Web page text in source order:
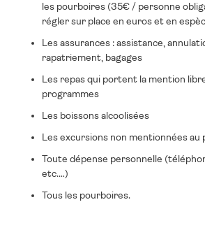
les pourboires (35€ / personne
régler sur place en euros et en
Les assurances : assistance,
rapatriement, bagages
Les repas qui portent la mention
programmes
Les boissons alcoolisées
Les excursions non mentionnées au
Toute dépense personnelle
etc.…)
Tous les pourboires.